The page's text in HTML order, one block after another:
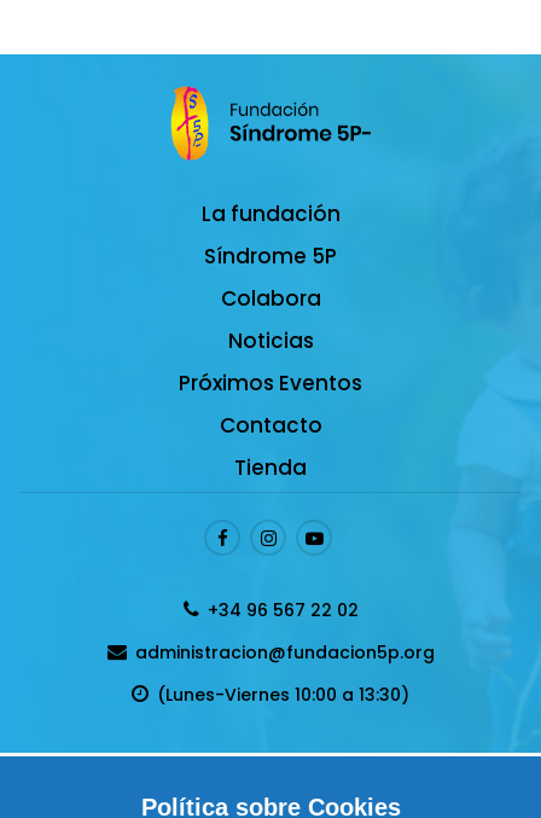
Política sobre Cookies
La fundación
Síndrome 5P
Colabora
Noticias
Próximos Eventos
Contacto
Tienda
+34 96 567 22 02
administracion@fundacion5p.org
(Lunes-Viernes 10:00 a 13:30)
Condiciones Generales de venta